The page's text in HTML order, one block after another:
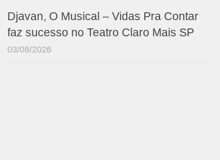
Djavan, O Musical – Vidas Pra Contar
faz sucesso no Teatro Claro Mais SP
03/08/2026